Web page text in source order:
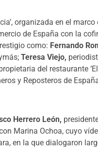
organizada en el marco
de España con la
como: Fernando
Teresa Viejo,
del restaurante
y Reposteros de
Herrero León,
Marina Ochoa, cuyo
en la que dialogaron